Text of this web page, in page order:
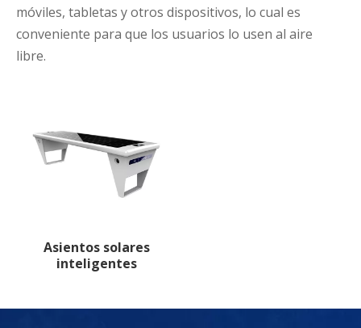
móviles, tabletas y otros dispositivos, lo cual es
conveniente para que los usuarios lo usen al aire
libre.
Asientos solares
inteligentes